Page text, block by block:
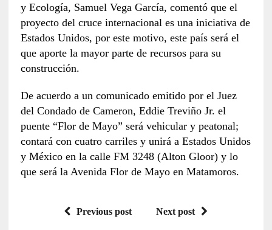
y Ecología, Samuel Vega García, comentó que el
proyecto del cruce internacional es una iniciativa de
Estados Unidos, por este motivo, este país será el
que aporte la mayor parte de recursos para su
construcción.
De acuerdo a un comunicado emitido por el Juez
del Condado de Cameron, Eddie Treviño Jr. el
puente “Flor de Mayo” será vehicular y peatonal;
contará con cuatro carriles y unirá a Estados Unidos
y México en la calle FM 3248 (Alton Gloor) y lo
que será la Avenida Flor de Mayo en Matamoros.
Previous post Next post